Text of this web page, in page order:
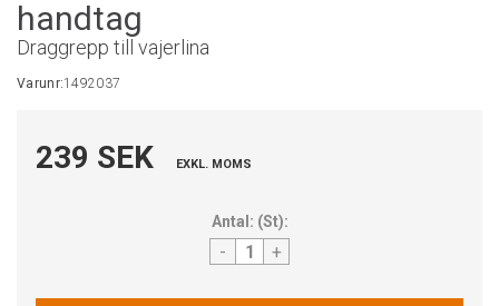
handtag
Draggrepp till vajerlina
Varunr:1492037
239 SEK EXKL. MOMS
Antal: (St):
- +